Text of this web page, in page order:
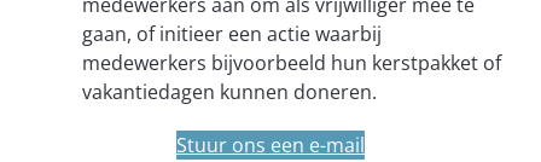
medewerkers aan om als vrijwilliger mee te
gaan, of initieer een actie waarbij
medewerkers bijvoorbeeld hun kerstpakket of
vakantiedagen kunnen doneren.
Stuur ons een e-mail